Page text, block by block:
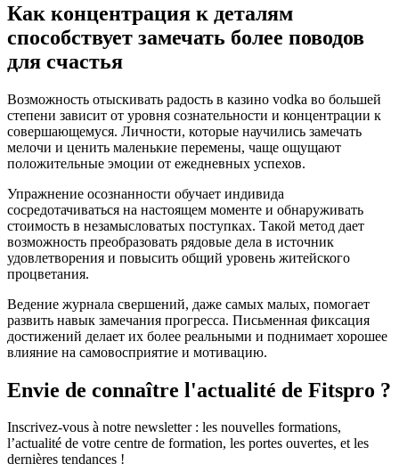
Как концентрация к деталям
способствует замечать более поводов
для счастья
Возможность отыскивать радость в казино vodka во большей
степени зависит от уровня сознательности и концентрации к
совершающемуся. Личности, которые научились замечать
мелочи и ценить маленькие перемены, чаще ощущают
положительные эмоции от ежедневных успехов.
Упражнение осознанности обучает индивида
сосредотачиваться на настоящем моменте и обнаруживать
стоимость в незамысловатых поступках. Такой метод дает
возможность преобразовать рядовые дела в источник
удовлетворения и повысить общий уровень житейского
процветания.
Ведение журнала свершений, даже самых малых, помогает
развить навык замечания прогресса. Письменная фиксация
достижений делает их более реальными и поднимает хорошее
влияние на самовосприятие и мотивацию.
Envie de connaître l'actualité de Fitspro ?
Inscrivez-vous à notre newsletter : les nouvelles formations,
l’actualité de votre centre de formation, les portes ouvertes, et les
dernières tendances !